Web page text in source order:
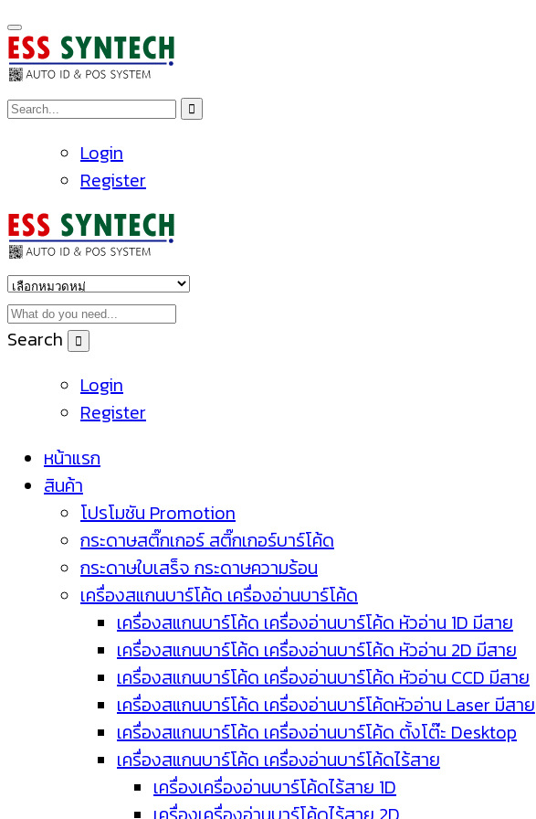
Login
Register
Search
Login
Register
หน้าแรก
สินค้า
โปรโมชัน Promotion
กระดาษสติ๊กเกอร์ สติ๊กเกอร์บาร์โค้ด
กระดาษใบเสร็จ กระดาษความร้อน
เครื่องสแกนบาร์โค้ด เครื่องอ่านบาร์โค้ด
เครื่องสแกนบาร์โค้ด เครื่องอ่านบาร์โค้ด หัวอ่าน 1D มีสาย
เครื่องสแกนบาร์โค้ด เครื่องอ่านบาร์โค้ด หัวอ่าน 2D มีสาย
เครื่องสแกนบาร์โค้ด เครื่องอ่านบาร์โค้ด หัวอ่าน CCD มีสาย
เครื่องสแกนบาร์โค้ด เครื่องอ่านบาร์โค้ดหัวอ่าน Laser มีสาย
เครื่องสแกนบาร์โค้ด เครื่องอ่านบาร์โค้ด ตั้งโต๊ะ Desktop
เครื่องสแกนบาร์โค้ด เครื่องอ่านบาร์โค้ดไร้สาย
เครื่องเครื่องอ่านบาร์โค้ดไร้สาย 1D